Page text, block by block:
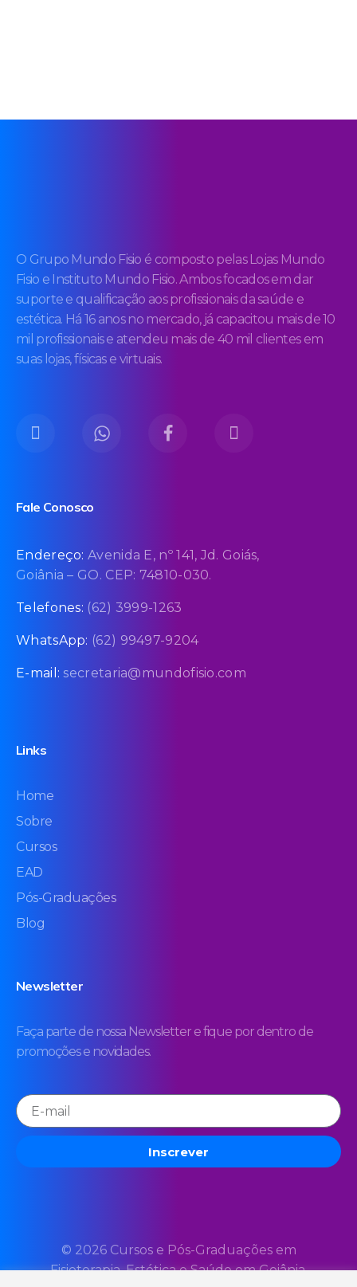
O Grupo Mundo Fisio é composto pelas Lojas Mundo
Fisio e Instituto Mundo Fisio. Ambos focados em dar
suporte e qualificação aos profissionais da saúde e
estética. Há 16 anos no mercado, já capacitou mais de 10
mil profissionais e atendeu mais de 40 mil clientes em
suas lojas, físicas e virtuais.
Fale Conosco
Endereço:Avenida E, nº 141, Jd. Goiás,
Goiânia – GO. CEP: 74810-030.
Telefones: (62) 3999-1263
WhatsApp: (62) 99497-9204
E-mail: secretaria@mundofisio.com
Links
Home
Sobre
Cursos
EAD
Pós-Graduações
Blog
Newsletter
Faça parte de nossa Newsletter e fique por dentro de
promoções e novidades.
Inscrever
© 2026 Cursos e Pós-Graduações em
Fisioterapia, Estética e Saúde em Goiânia.